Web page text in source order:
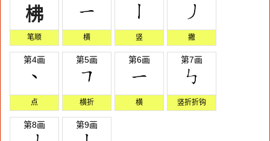
柫
笔顺 横 竖 撇
第4画
点
第5画
横折
第6画
横
第7画
竖折折钩
第8画 第9画